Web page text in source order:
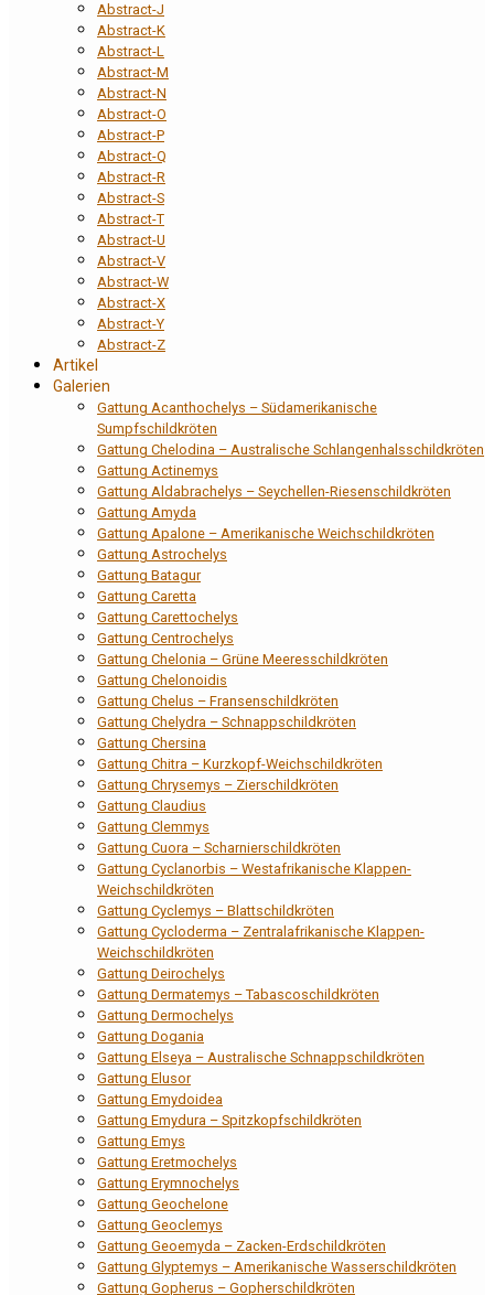
Abstract-J
Abstract-K
Abstract-L
Abstract-M
Abstract-N
Abstract-O
Abstract-P
Abstract-Q
Abstract-R
Abstract-S
Abstract-T
Abstract-U
Abstract-V
Abstract-W
Abstract-X
Abstract-Y
Abstract-Z
Artikel
Galerien
Gattung Acanthochelys – Südamerikanische
Sumpfschildkröten
Gattung Chelodina – Australische Schlangenhalsschildkröten
Gattung Actinemys
Gattung Aldabrachelys – Seychellen-Riesenschildkröten
Gattung Amyda
Gattung Apalone – Amerikanische Weichschildkröten
Gattung Astrochelys
Gattung Batagur
Gattung Caretta
Gattung Carettochelys
Gattung Centrochelys
Gattung Chelonia – Grüne Meeresschildkröten
Gattung Chelonoidis
Gattung Chelus – Fransenschildkröten
Gattung Chelydra – Schnappschildkröten
Gattung Chersina
Gattung Chitra – Kurzkopf-Weichschildkröten
Gattung Chrysemys – Zierschildkröten
Gattung Claudius
Gattung Clemmys
Gattung Cuora – Scharnierschildkröten
Gattung Cyclanorbis – Westafrikanische Klappen-
Weichschildkröten
Gattung Cyclemys – Blattschildkröten
Gattung Cycloderma – Zentralafrikanische Klappen-
Weichschildkröten
Gattung Deirochelys
Gattung Dermatemys – Tabascoschildkröten
Gattung Dermochelys
Gattung Dogania
Gattung Elseya – Australische Schnappschildkröten
Gattung Elusor
Gattung Emydoidea
Gattung Emydura – Spitzkopfschildkröten
Gattung Emys
Gattung Eretmochelys
Gattung Erymnochelys
Gattung Geochelone
Gattung Geoclemys
Gattung Geoemyda – Zacken-Erdschildkröten
Gattung Glyptemys – Amerikanische Wasserschildkröten
Gattung Gopherus – Gopherschildkröten